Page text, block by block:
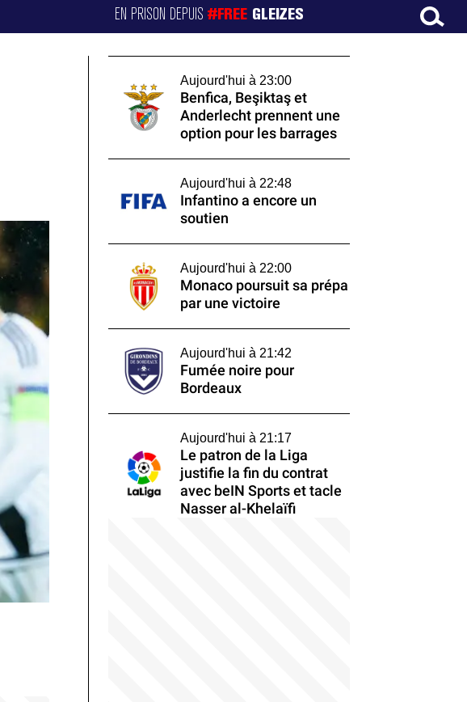
EN PRISON DEPUIS#FREE GLEIZES
Aujourd'hui à 23:00
Benfica, Beşiktaş et
Anderlecht prennent une
option pour les barrages
Aujourd'hui à 22:48
Infantino a encore un
soutien
Aujourd'hui à 22:00
Monaco poursuit sa prépa
par une victoire
Aujourd'hui à 21:42
Fumée noire pour
Bordeaux
Aujourd'hui à 21:17
Le patron de la Liga
justifie la fin du contrat
avec beIN Sports et tacle
Nasser al-Khelaïfi